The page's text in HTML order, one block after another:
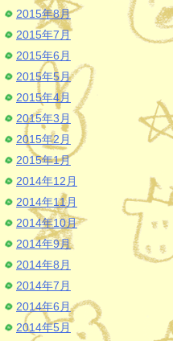
2015年8月
2015年7月
2015年6月
2015年5月
2015年4月
2015年3月
2015年2月
2015年1月
2014年12月
2014年11月
2014年10月
2014年9月
2014年8月
2014年7月
2014年6月
2014年5月